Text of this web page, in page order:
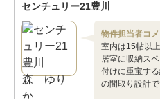
センチュリー21豊川
物件担当者コメ
室内は15帖以
居室に収納ス
付けに重宝す
の間取り設計で